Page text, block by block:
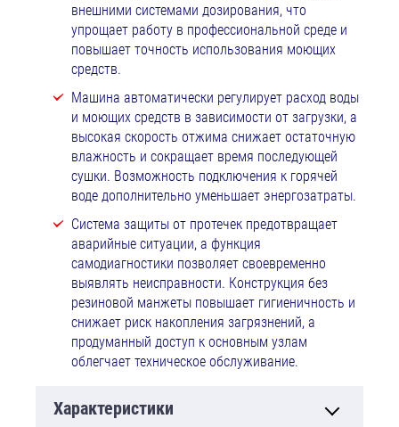
внешними системами дозирования, что
упрощает работу в профессиональной среде и
повышает точность использования моющих
средств.
Машина автоматически регулирует расход воды
и моющих средств в зависимости от загрузки, а
высокая скорость отжима снижает остаточную
влажность и сокращает время последующей
сушки. Возможность подключения к горячей
воде дополнительно уменьшает энергозатраты.
Система защиты от протечек предотвращает
аварийные ситуации, а функция
самодиагностики позволяет своевременно
выявлять неисправности. Конструкция без
резиновой манжеты повышает гигиеничность и
снижает риск накопления загрязнений, а
продуманный доступ к основным узлам
облегчает техническое обслуживание.
Характеристики